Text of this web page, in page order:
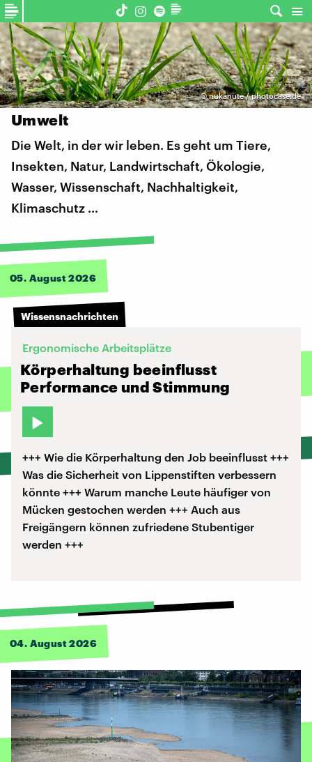
©nukanute / photocase.de
Umwelt
Die Welt, in der wir leben. Es geht um Tiere,
Insekten, Natur, Landwirtschaft, Ökologie,
Wasser, Wissenschaft, Nachhaltigkeit,
Klimaschutz …
05. August 2026
Wissensnachrichten
Ergonomische Arbeitsplätze
Körperhaltung beeinflusst
Performance und Stimmung
+++ Wie die Körperhaltung den Job beeinflusst +++
Was die Sicherheit von Lippenstiften verbessern
könnte +++ Warum manche Leute häufiger von
Mücken gestochen werden +++ Auch aus
Freigängern können zufriedene Stubentiger
werden +++
04. August 2026